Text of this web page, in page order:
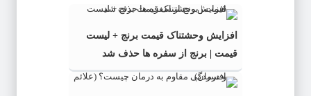
افزایش وحشتناک قیمت برنج + لیست
قیمت | برنج از سفره ها حذف شد